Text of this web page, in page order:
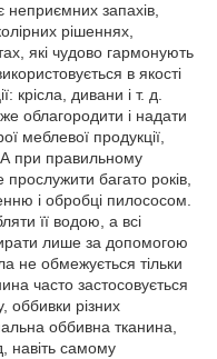
неприємних запахів,
рішеннях,
які чудово гармонують
в якості
крісла, дивани і т. д.
облагородити і надати
меблевої продукції,
при правильному
багато років,
і обробці пилососом.
її водою, а всі
лише за допомогою
не обмежується тільки
часто застосовується
оббивки різних
оббивна тканина,
навіть самому